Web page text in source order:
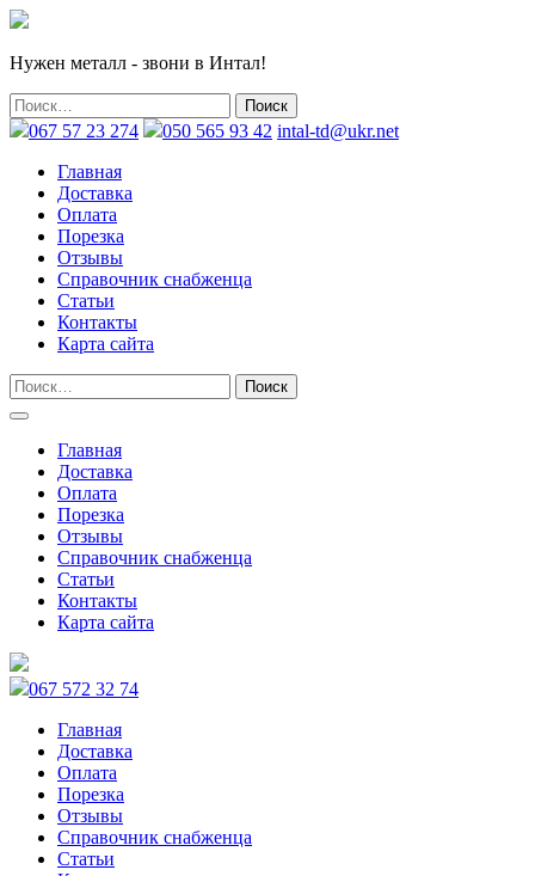
Нужен металл - звони в Интал!
067 57 23 274 050 565 93 42 intal-td@ukr.net
Главная
Доставка
Оплата
Порезка
Отзывы
Справочник снабженца
Статьи
Контакты
Карта сайта
Главная
Доставка
Оплата
Порезка
Отзывы
Справочник снабженца
Статьи
Контакты
Карта сайта
067 572 32 74
Главная
Доставка
Оплата
Порезка
Отзывы
Справочник снабженца
Статьи